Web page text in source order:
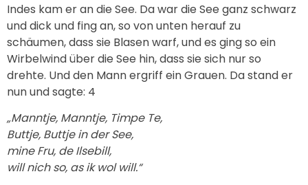
Indes kam er an die See. Da war die See ganz schwarz
und dick und fing an, so von unten herauf zu
schäumen, dass sie Blasen warf, und es ging so ein
Wirbelwind über die See hin, dass sie sich nur so
drehte. Und den Mann ergriff ein Grauen. Da stand er
nun und sagte: 4
„Manntje, Manntje, Timpe Te,
Buttje, Buttje in der See,
mine Fru, de Ilsebill,
will nich so, as ik wol will.“